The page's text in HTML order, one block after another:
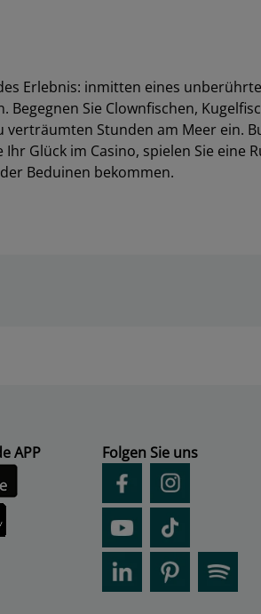
Erlebnis: inmitten eines
Sie Clownfischen,
Stunden am Meer ein.
Glück im Casino, spielen Sie eine
Beduinen bekommen.
APP Folgen Sie uns